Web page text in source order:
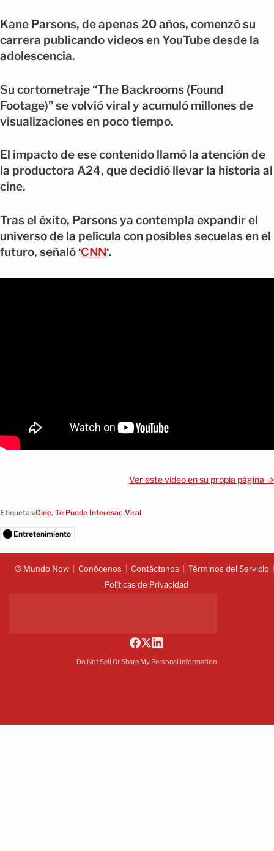
Kane Parsons, de apenas 20 años, comenzó su
carrera publicando videos en YouTube desde la
adolescencia.
Su cortometraje “The Backrooms (Found
Footage)” se volvió viral y acumuló millones de
visualizaciones en poco tiempo.
El impacto de ese contenido llamó la atención de
la productora A24, que decidió llevar la historia al
cine.
Tras el éxito, Parsons ya contempla expandir el
universo de la película con posibles secuelas en el
futuro, señaló ‘CNN‘.
Ver este video en su propia página →
Etiquetas:Cine, Te Puede Interesar, Viral
Entretenimiento
© Mundo Now Conócenos Contáctanos
Términos del Servicio
Políticas de Privacidad
Do Not Sell Or Share My Personal Information